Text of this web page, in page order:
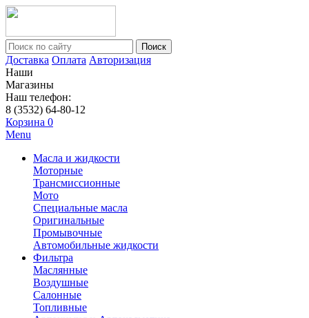
Поиск
Доставка Оплата Авторизация
Наши
Магазины
Наш телефон:
8 (3532) 64-80-12
Корзина 0
Menu
Масла и жидкости
Моторные
Трансмиссионные
Мото
Специальные масла
Оригинальные
Промывочные
Автомобильные жидкости
Фильтра
Маслянные
Воздушные
Салонные
Топливные